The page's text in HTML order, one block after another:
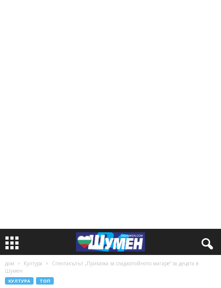
дом Култура
Спектакълът „Приказка за сладкопойното магаре“ за децата в
Шумен
КУЛТУРА ТОП